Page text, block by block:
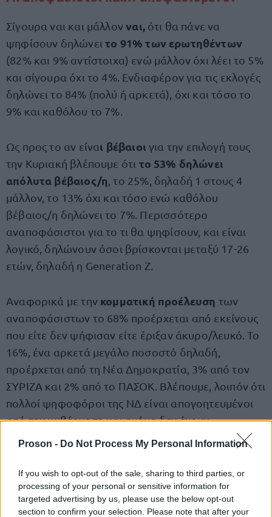
Proson - Do Not Process My Personal Information
If you wish to opt-out of the sale, sharing to third parties, or
processing of your personal or sensitive information for
targeted advertising by us, please use the below opt-out
section to confirm your selection. Please note that after your
Σίγουρα ναι και μάλλονναι,ότι θα πάνε να
ψηφίσουν δηλώνειτο 91% των ερωτηθέντων
(82% και 9% αντίστοιχα) ενώ μάλλον όχι λέει το 5%
και σίγουρα όχι το 4%. Ενδιαφέρον για τις εκλογές
δηλώνει το 84% (πολύ ή αρκετά), όχι και τόσο το
9% και καθόλου το 7%.
Ως προς το αν είναι βέβαιοιγια την επιλογή τους
την Κυριακή βλέπουμε ότι το 53% δηλώνει
απόλυτα βέβαιος/η , το 25%, δηλαδή 1 στους 4
μάλλον, το 13% όχι και τόσο ενώ καθόλου
βέβαιος/η δηλώνει το 7%. Περισσότερο
αναποφάσιστοι για το τι θα ψηφίσουν, και είναι
λογικό, δηλώνουν όσοι βρίσκονται μεταξύ 17-26
ετών, δηλαδή η Generation Z.
Αναφορικά με την κομματική προέλευση των
αναποφάσιστων το 68% προέρχεται από εκείνους
που είτε δεν ψήφισαν είτε έριξαν άκυρο/λευκό. Το
16%, ένα αρκετά μεγάλο ποσοστό δηλαδή,
προέρχεται από τη Νέα Δημοκρατία, 3% από τον
ΣΥΡΙΖΑ και 2% από το ΠΑΣΟΚ. Βλέπουμε, λοιπόν ότι
πολλοί ψηφοφόροι της ΝΔ είναι απογοητευμένοι
από την κυβέρνηση και ακόμη δεν έχουν
αποφασίσει τι θα κάνουν. Αν δηλαδή θα
μετακινηθούν σε άλλα κόμματα.